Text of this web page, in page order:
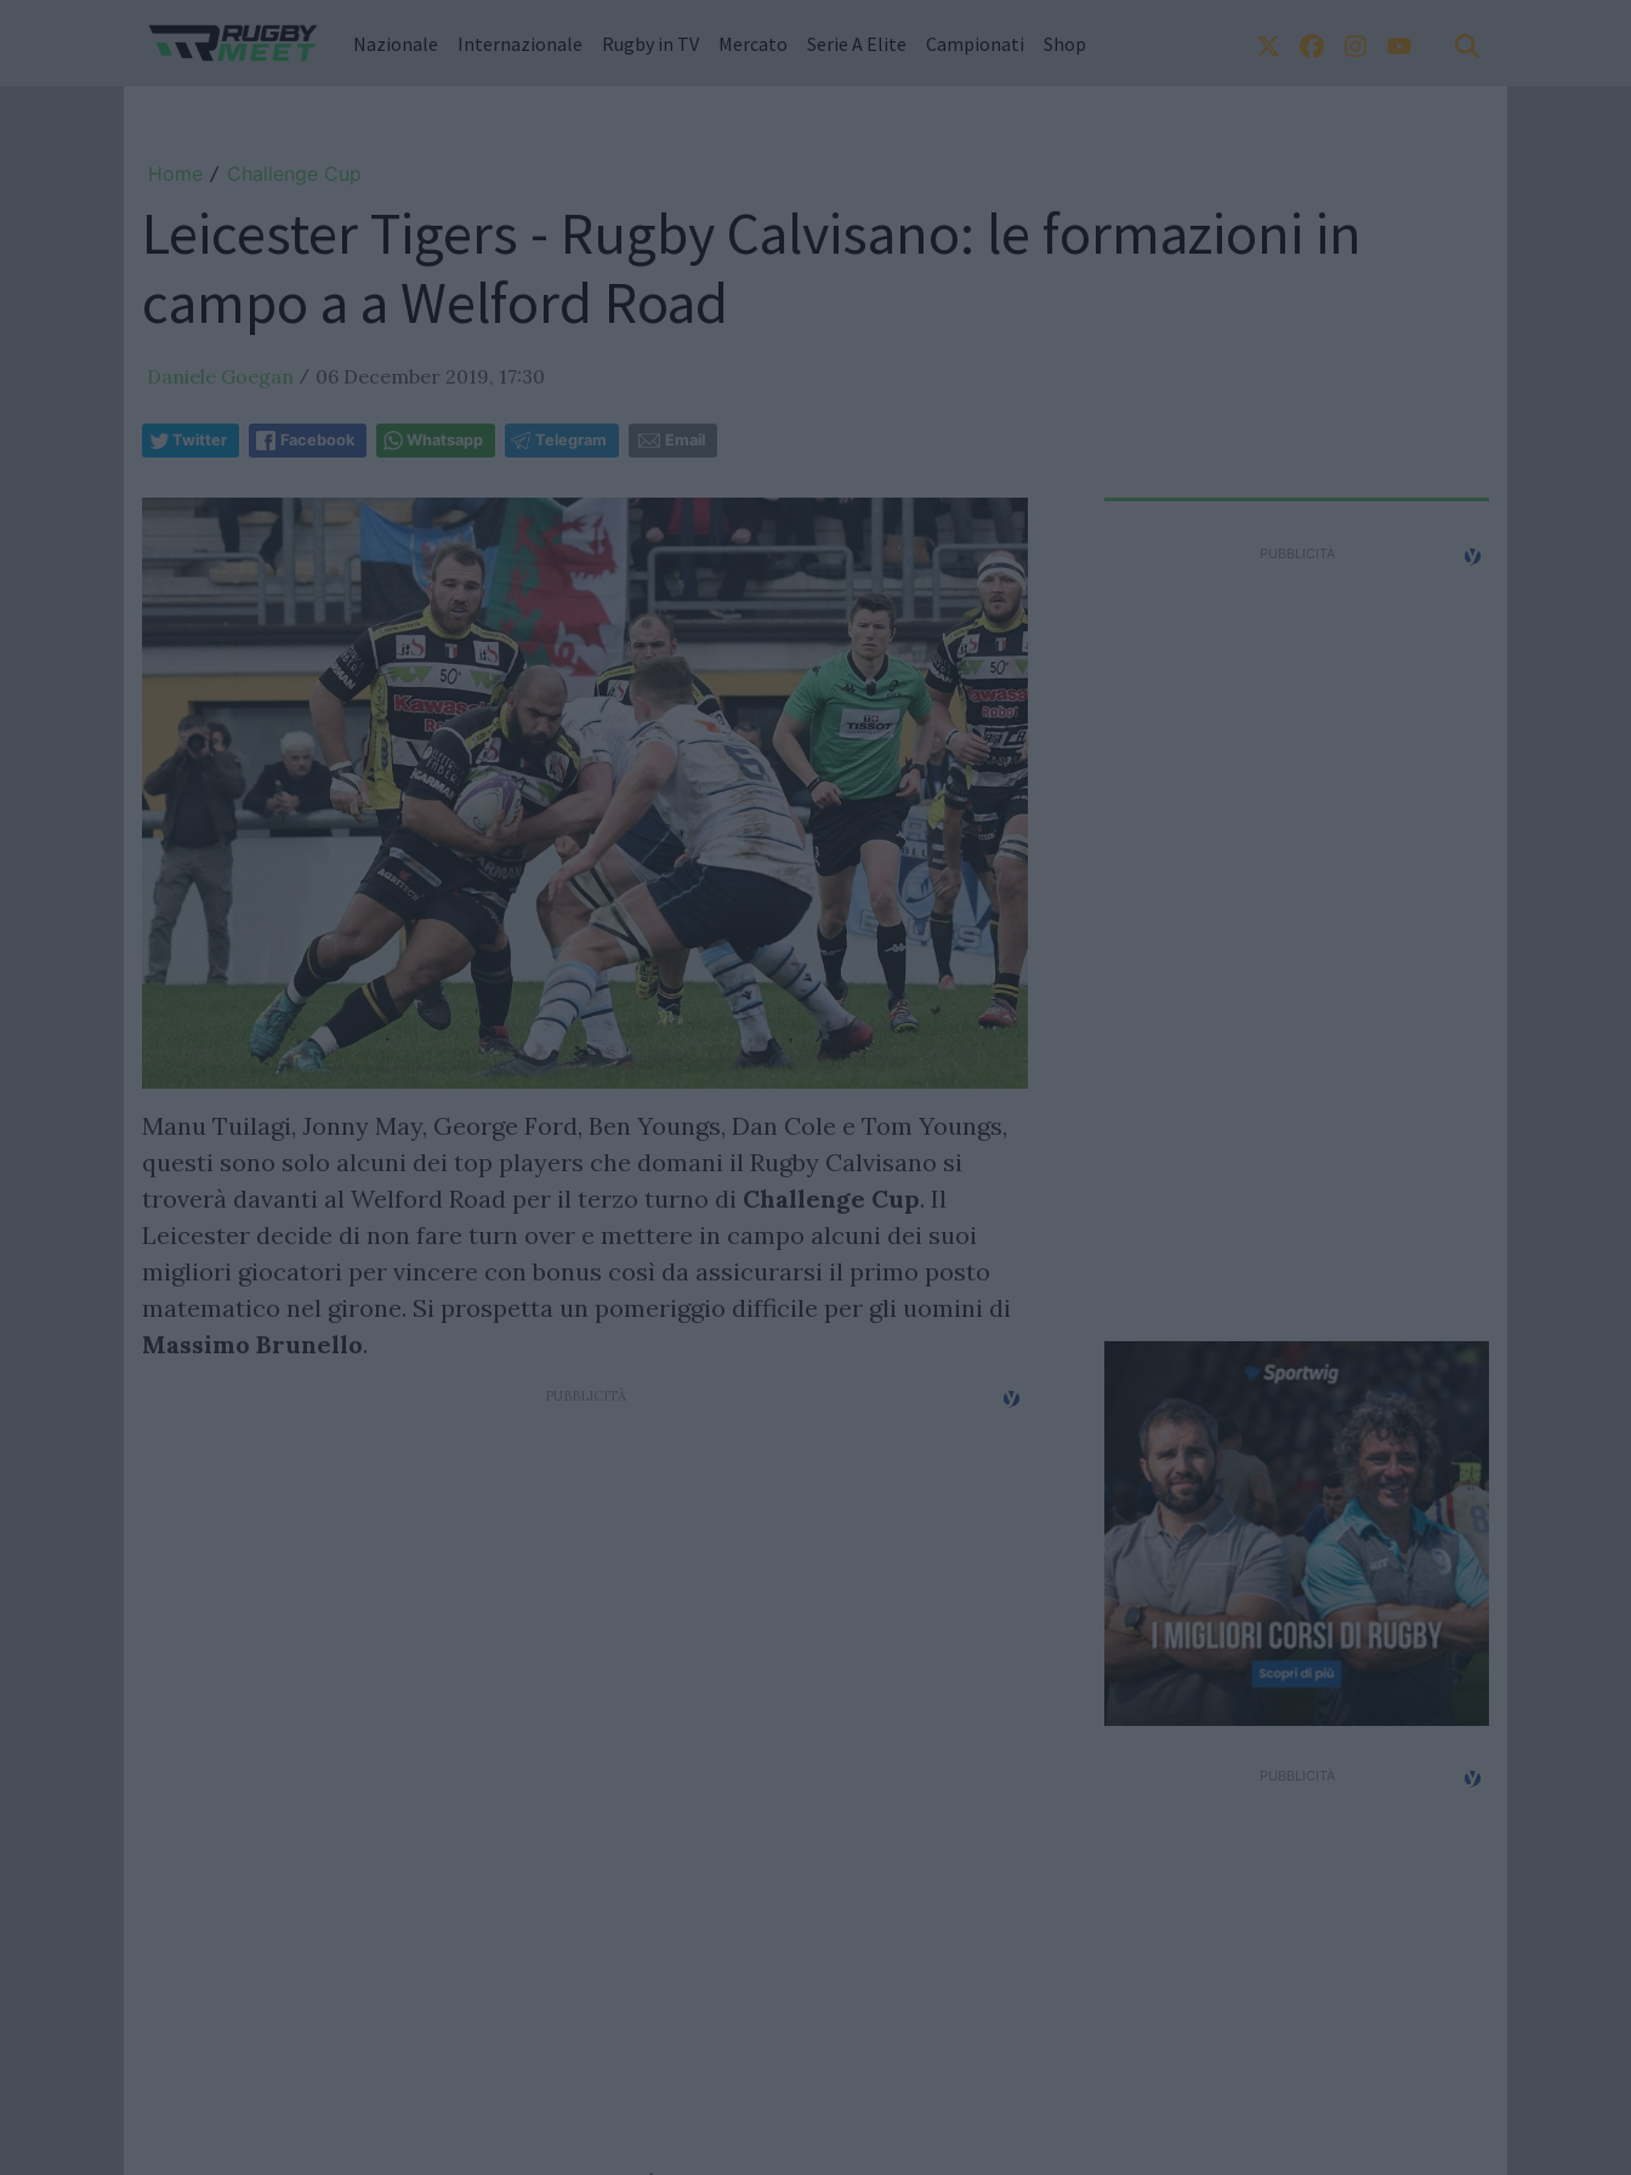
Nazionale Internazionale Rugby in TV Mercato Serie A Elite Campionati Shop
Home / Challenge Cup
Leicester Tigers - Rugby Calvisano: le formazioni in
campo a a Welford Road
Daniele Goegan / 06 December 2019, 17:30
Twitter Facebook Whatsapp Telegram Email
Manu Tuilagi, Jonny May, George Ford, Ben Youngs, Dan Cole e Tom Youngs,
questi sono solo alcuni dei top players che domani il Rugby Calvisano si
troverà davanti al Welford Road per il terzo turno di Challenge Cup. Il
Leicester decide di non fare turn over e mettere in campo alcuni dei suoi
migliori giocatori per vincere con bonus così da assicurarsi il primo posto
matematico nel girone. Si prospetta un pomeriggio difficile per gli uomini di
Massimo Brunello.